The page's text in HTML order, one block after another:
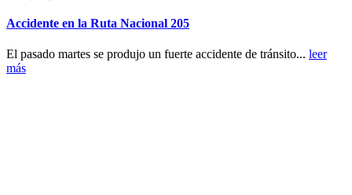
Accidente en la Ruta Nacional 205
El pasado martes se produjo un fuerte accidente de tránsito... leer
más